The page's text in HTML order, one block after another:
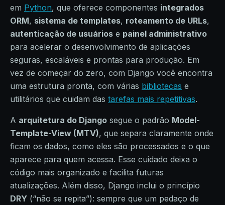
em Python, que oferece componentes integrados
ORM, sistema de templates, roteamento de URLs,
autenticação de usuários e painel administrativo
para acelerar o desenvolvimento de aplicações
seguras, escaláveis e prontas para produção. Em
vez de começar do zero, com Django você encontra
uma estrutura pronta, com várias bibliotecas e
utilitários que cuidam das tarefas mais repetitivas.
A arquitetura do Django segue o padrão Model-
Template-View (MTV), que separa claramente onde
ficam os dados, como eles são processados e o que
aparece para quem acessa. Esse cuidado deixa o
código mais organizado e facilita futuras
atualizações. Além disso, Django inclui o princípio
DRY (“não se repita”): sempre que um pedaço de